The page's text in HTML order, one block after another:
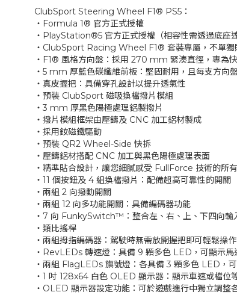
ClubSport Steering Wheel F1® PS5：
‧Formula 1® 官方正式授權
‧PlayStation®5 官方正式授權（相容性需透過底座達
‧ClubSport Racing Wheel F1® 套裝專屬，不單獨
‧F1® 風格方向盤：採用 270 mm 緊湊直徑，專為
‧5 mm 厚藍色碳纖維前板：堅固耐用，且每支方向
‧真皮握把：具備穿孔設計以提升透氣性
‧預裝 ClubSport 磁吸換檔撥片模組
‧3 mm 厚黑色陽極處理鋁製撥片
‧撥片模組框架由壓鑄及 CNC 加工鋁材製成
‧採用釹磁鐵驅動
‧預裝 QR2 Wheel-Side 快拆
‧壓鑄鋁材搭配 CNC 加工與黑色陽極處理表面
‧精準貼合設計，讓您細膩感受 FullForce 技術的所
‧11 個按鈕及 4 組換檔撥片：配備超高可靠性的開關
‧兩組 2 向撥動開關
‧兩組 12 向多功能開關：具備編碼器功能
‧7 向 FunkySwitch™：整合左、右、上、下四向輸
‧類比搖桿
‧兩組拇指編碼器：駕駛時無需放開握把即可輕鬆操作
‧RevLEDs 轉速燈：具備 9 顆多色 LED，可顯示馬
‧兩組 FlagLEDs 旗號燈：各具備 3 顆多色 LED，
‧1 吋 128x64 白色 OLED 顯示器：顯示車速或檔位
‧OLED 顯示器設定功能：可於遊戲進行中獨立調整